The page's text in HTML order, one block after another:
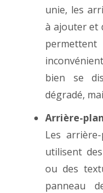
unie, les
à ajouter et
bien se
dégradé,
Arrière-
Les
utilisent
ou des
panneau